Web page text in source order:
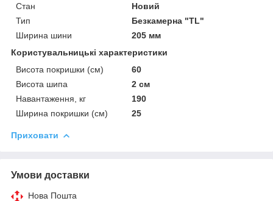
Стан
Новий
Тип
Безкамерна "TL"
Ширина шини
205 мм
Користувальницькі характеристики
Висота покришки (см)
60
Висота шипа
2 см
Навантаження, кг
190
Ширина покришки (см)
25
Приховати
Умови доставки
Нова Пошта